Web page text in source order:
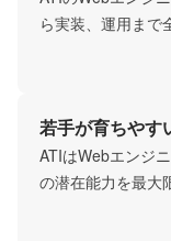
ら実装、運用まで
アントから信頼を
ATIで、あなたの
ロジェクトの成功
若手が育ちやす
ATIはWebエンジ
の潜在能力を最大